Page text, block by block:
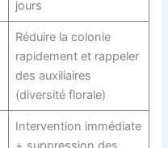
jours
Réduire la colonie
rapidement et rappeler
des auxiliaires
(diversité florale)
Intervention immédiate